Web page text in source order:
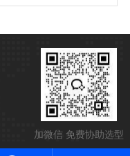
加微信 免费协助选型